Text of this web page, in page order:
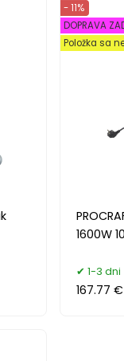
1600W
- 11%
DOPRAVA
Položka sa
1-3 dni
167.77 €